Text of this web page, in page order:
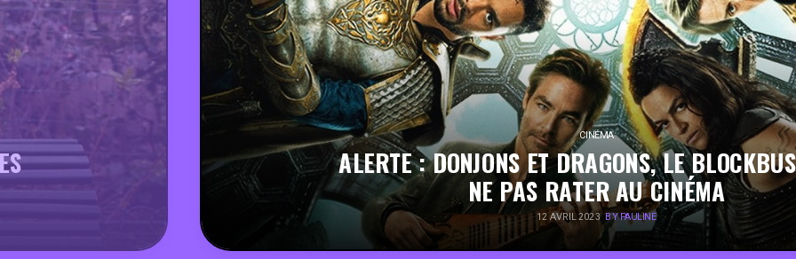
CINÉMA
ALERTE : DONJONS ET DRAGONS, LE
NE PAS RATER AU CINÉMA
12 AVRIL 2023 BY PAULINE